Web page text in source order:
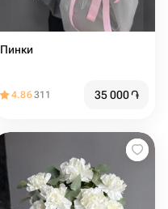
Пинки
4.86311 35 000֏